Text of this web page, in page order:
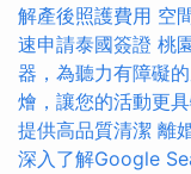
解產後照護費用 空
速申請泰國簽證 桃
器，為聽力有障礙
燴，讓您的活動更
提供高品質清潔 離
深入了解Google